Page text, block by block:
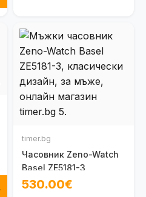
timer.bg
Часовник Zeno-Watch
Basel ZE5181-3
530.00€